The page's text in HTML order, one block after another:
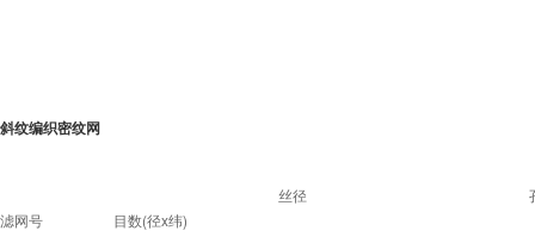
斜纹编织密纹网
滤网号 目数(径x纬)
丝径